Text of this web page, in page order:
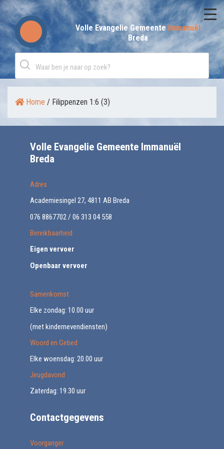
Skip
to
content
Volle Evangelie GemeenteImmanuël
Breda
Home / Filippenzen 1:6 (3)
Volle Evangelie Gemeente Immanuël
Breda
Adres
Academiesingel 27, 4811 AB Breda
076 8867702 / 06 313 04 558
Bereikbaarheid
Eigen vervoer
Openbaar vervoer
Samenkomst
Elke zondag: 10.00 uur
(met kindernevendiensten)
Woord en Gebed
Elke woensdag: 20.00 uur
Jeugdavond
Zaterdag: 19.30 uur
Contactgegevens
Voorganger